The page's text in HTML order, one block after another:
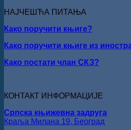
НАЈЧЕШЋА ПИТАЊА
Како поручити књиге?
Како поручити књиге из
Како постати члан СКЗ?
КОНТАКТ ИНФОРМАЦИЈЕ
Српска књижевна задруга
Краља Милана 19, Београд